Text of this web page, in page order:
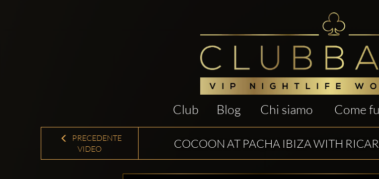
Club Blog Chi siamo Come
PRECEDENTE
VIDEO
COCOON AT PACHA IBIZA WITH